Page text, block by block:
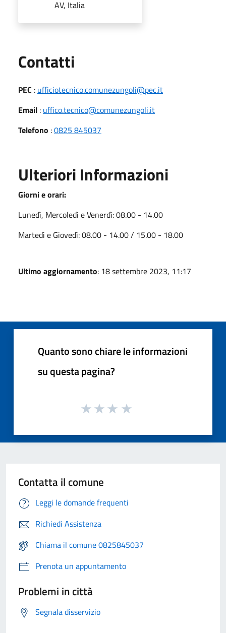
AV, Italia
Contatti
PEC : ufficiotecnico.comunezungoli@pec.it
Email : uffico.tecnico@comunezungoli.it
Telefono :0825 845037
Ulteriori Informazioni
Giorni e orari:
Lunedì, Mercoledì e Venerdì: 08.00 - 14.00
Martedì e Giovedì: 08.00 - 14.00 / 15.00 - 18.00
Ultimo aggiornamento: 18 settembre 2023, 11:17
Quanto sono chiare le informazioni
su questa pagina?
Contatta il comune
Leggi le domande frequenti
Richiedi Assistenza
Chiama il comune 0825845037
Prenota un appuntamento
Problemi in città
Segnala disservizio